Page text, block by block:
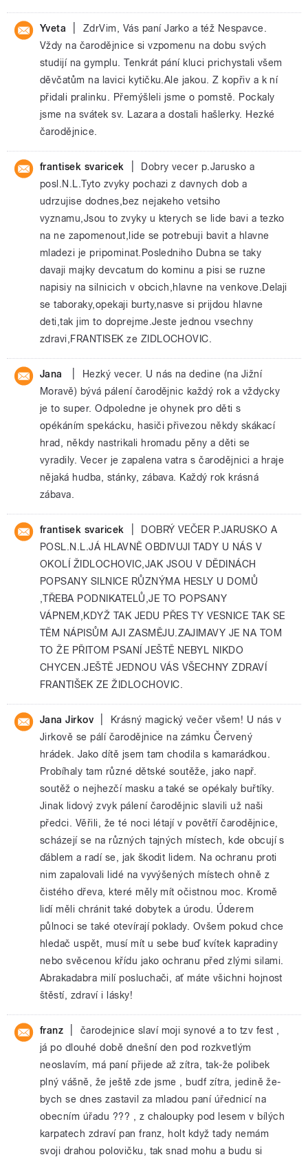
Yveta
ZdrVim, Vás paní Jarko a též Nespavce.
Vždy na čarodějnice si vzpomenu na dobu svých
studijí na gymplu. Tenkrát pání kluci prichystali všem
děvčatům na lavici kytičku.Ale jakou. Z kopřiv a k ní
přidali pralinku. Přemýšleli jsme o pomstě. Pockaly
jsme na svátek sv. Lazara a dostali hašlerky. Hezké
čarodějnice.
frantisek svaricek
Dobry vecer p.Jarusko a
posl.N.L.Tyto zvyky pochazi z davnych dob a
udrzujise dodnes,bez nejakeho vetsiho
vyznamu,Jsou to zvyky u kterych se lide bavi a tezko
na ne zapomenout,lide se potrebuji bavit a hlavne
mladezi je pripominat.Posledniho Dubna se taky
davaji majky devcatum do kominu a pisi se ruzne
napisiy na silnicich v obcich,hlavne na venkove.Delaji
se taboraky,opekaji burty,nasve si prijdou hlavne
deti,tak jim to doprejme.Jeste jednou vsechny
zdravi,FRANTISEK ze ZIDLOCHOVIC.
Jana
Hezký vecer. U nás na dedine (na Jižní
Moravě) bývá pálení čarodějnic každý rok a vždycky
je to super. Odpoledne je ohynek pro děti s
opékáním spekácku, hasiči přivezou někdy skákací
hrad, někdy nastrikali hromadu pěny a děti se
vyradily. Vecer je zapalena vatra s čarodějnici a hraje
nějaká hudba, stánky, zábava. Každý rok krásná
zábava.
frantisek svaricek
DOBRÝ VEČER P.JARUSKO A
POSL.N.L.JÁ HLAVNĚ OBDIVUJI TADY U NÁS V
OKOLÍ ŽIDLOCHOVIC,JAK JSOU V DĚDINÁCH
POPSANY SILNICE RŮZNÝMA HESLY U DOMŮ
,TŘEBA PODNIKATELŮ,JE TO POPSANY
VÁPNEM,KDYŽ TAK JEDU PŘES TY VESNICE TAK SE
TĚM NÁPISŮM AJI ZASMĚJU.ZAJIMAVY JE NA TOM
TO ŽE PŘITOM PSANÍ JEŠTĚ NEBYL NIKDO
CHYCEN.JEŠTĚ JEDNOU VÁS VŠECHNY ZDRAVÍ
FRANTIŠEK ZE ŽIDLOCHOVIC.
Jana Jirkov
Krásný magický večer všem! U nás v
Jirkově se pálí čarodějnice na zámku Červený
hrádek. Jako dítě jsem tam chodila s kamarádkou.
Probíhaly tam různé dětské soutěže, jako např.
soutěž o nejhezčí masku a také se opékaly buřtíky.
Jinak lidový zvyk pálení čarodějnic slavili už naši
předci. Věřili, že té noci létají v povětří čarodějnice,
scházejí se na různých tajných místech, kde obcují s
ďáblem a radí se, jak škodit lidem. Na ochranu proti
nim zapalovali lidé na vyvýšených místech ohně z
čistého dřeva, které měly mít očistnou moc. Kromě
lidí měli chránit také dobytek a úrodu. Úderem
půlnoci se také otevírají poklady. Ovšem pokud chce
hledač uspět, musí mít u sebe buď kvítek kapradiny
nebo svěcenou křídu jako ochranu před zlými silami.
Abrakadabra milí posluchači, ať máte všichni hojnost
štěstí, zdraví i lásky!
franz
čarodejnice slaví moji synové a to tzv fest ,
já po dlouhé době dnešní den pod rozkvetlým
neoslavím, má paní přijede až zítra, tak-že polibek
plný vášně, že ještě zde jsme , budf zítra, jedině že-
bych se dnes zastavil za mladou paní úřednicí na
obecním úřadu ??? , z chaloupky pod lesem v bílých
karpatech zdraví pan franz, holt když tady nemám
svoji drahou polovičku, tak snad mohu a budu si